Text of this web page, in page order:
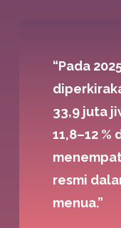
“Pada
33,9 juta
11,8–12
resmi
menua.”